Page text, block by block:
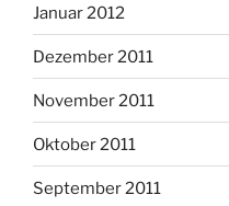
Januar 2012
Dezember 2011
November 2011
Oktober 2011
September 2011